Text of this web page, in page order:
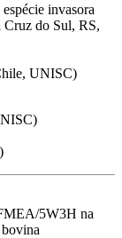
invasora
Cruz do Sul, RS,
UNISC)
5W3H na
bovina